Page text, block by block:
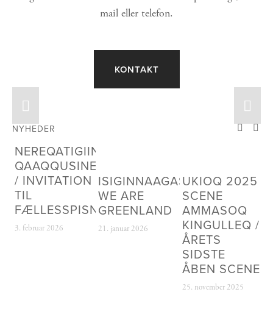
mail eller telefon.
KONTAKT
NYHEDER
NEREQATIGIINNISSAMUT
QAAQQUSINEQ
/ INVITATION
TIL
FÆLLESSPISNING
3. februar 2026
ISIGINNAAGASSIAQ:
WE ARE
GREENLAND
21. januar 2026
UKIOQ 2025
SCENE
AMMASOQ
KINGULLEQ /
ÅRETS
SIDSTE
ÅBEN SCENE
25. november 2025